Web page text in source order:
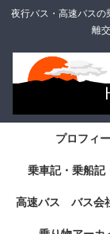
夜行バス・高速バスの
離
プロフィ
乗車記・乗船記